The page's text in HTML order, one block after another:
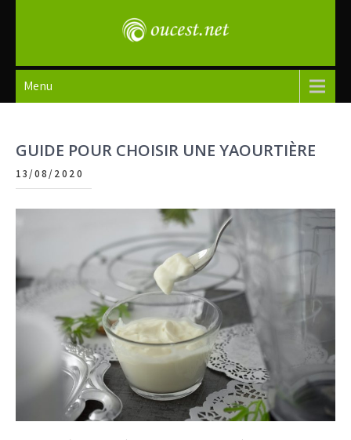
oucest
Menu
GUIDE POUR CHOISIR UNE YAOURTIÈRE
13/08/2020